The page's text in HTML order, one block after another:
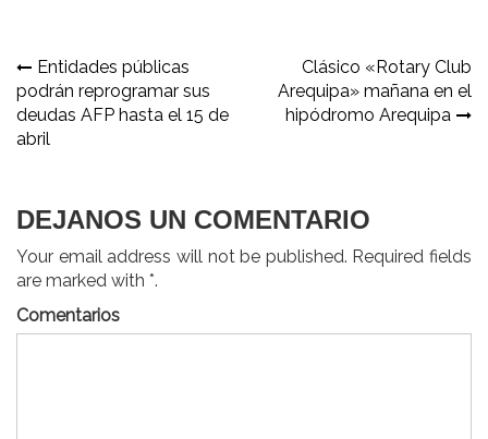
Navegación
de
entradas
Entidades públicas
podrán reprogramar sus
deudas AFP hasta el 15 de
abril
Clásico «Rotary Club
Arequipa» mañana en el
hipódromo Arequipa
DEJANOS UN COMENTARIO
Your email address will not be published. Required fields
are marked with *.
Comentarios